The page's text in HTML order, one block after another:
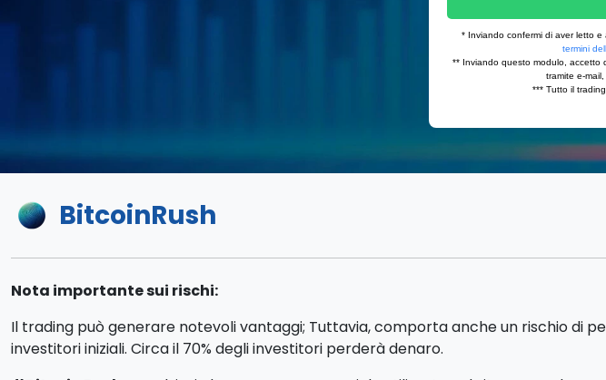
BitcoinRush
Nota importante sui rischi:
Il trading può generare notevoli vantaggi; Tuttavia, comporta anche un rischio di
investitori iniziali. Circa il 70% degli investitori perderà denaro.